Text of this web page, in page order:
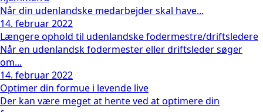
Når din udenlandske medarbejder skal have...
14. februar 2022
Længere ophold til udenlandske fodermestre/driftsledere
Når en udenlandsk fodermester eller driftsleder søger
om...
14. februar 2022
Optimer din formue i levende live
Der kan være meget at hente ved at optimere din